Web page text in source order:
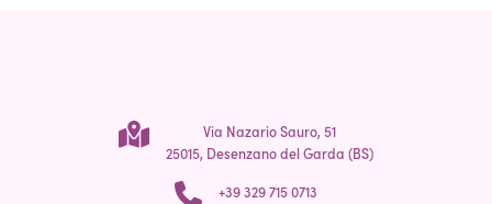
Via Nazario Sauro, 51
25015, Desenzano del Garda (BS)
+39 329 715 0713